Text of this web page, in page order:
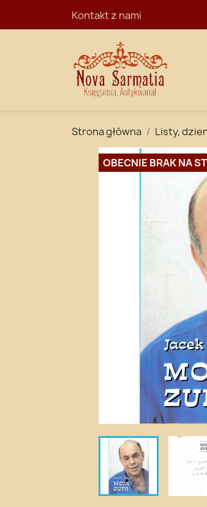
Kontakt z nami
Strona główna Listy,
OBECNIE BRAK NA